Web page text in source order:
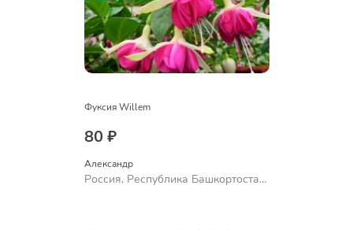
Фуксия Willem
80 ₽
Александр
Россия, Республика Башкортостан,